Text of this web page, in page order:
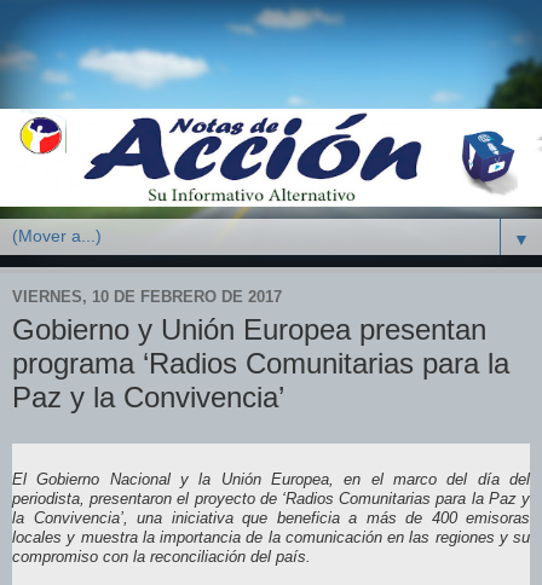
▼
VIERNES, 10 DE FEBRERO DE 2017
Gobierno y Unión Europea presentan
programa ‘Radios Comunitarias para la
Paz y la Convivencia’
El Gobierno Nacional y la Unión Europea, en el marco del día del
periodista, presentaron el proyecto de ‘Radios Comunitarias para la Paz y
la Convivencia’, una iniciativa que beneficia a más de 400 emisoras
locales y muestra la importancia de la comunicación en las regiones y su
compromiso con la reconciliación del país.